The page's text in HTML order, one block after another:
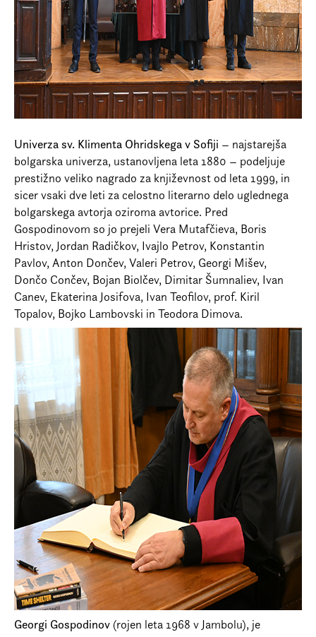
Univerza sv. Klimenta Ohridskega v Sofiji – najstarejša
bolgarska univerza, ustanovljena leta 1880 – podeljuje
prestižno veliko nagrado za književnost od leta 1999, in
sicer vsaki dve leti za celostno literarno delo uglednega
bolgarskega avtorja oziroma avtorice. Pred
Gospodinovom so jo prejeli Vera Mutafčieva, Boris
Hristov, Jordan Radičkov, Ivajlo Petrov, Konstantin
Pavlov, Anton Dončev, Valeri Petrov, Georgi Mišev,
Dončo Cončev, Bojan Biolčev, Dimitar Šumnaliev, Ivan
Canev, Ekaterina Josifova, Ivan Teofilov, prof. Kiril
Topalov, Bojko Lambovski in Teodora Dimova.
Georgi Gospodinov (rojen leta 1968 v Jambolu), je